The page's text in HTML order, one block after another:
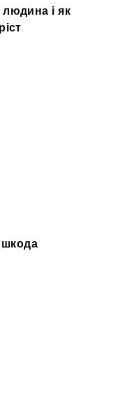
людина і як
шкода